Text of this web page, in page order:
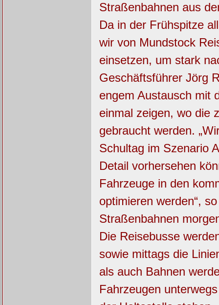
Straßenbahnen aus
Da in der Frühspitze
wir von Mundstock
einsetzen, um stark
Geschäftsführer Jörg
engem Austausch mit
einmal zeigen, wo die
gebraucht werden.
Schultag im Szenario
Detail vorhersehen
Fahrzeuge in den
optimieren werden“,
Straßenbahnen
Die Reisebusse
sowie mittags die
als auch Bahnen
Fahrzeugen